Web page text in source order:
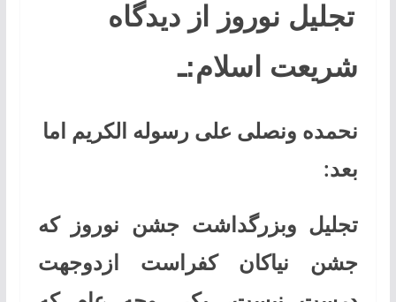
تجلیل نوروز از دیدگاه
شریعت اسلام:ـ
نحمده ونصلی علی رسوله الکریم اما
بعد:
تجلیل وبزرگداشت جشن نوروز که
جشن نیاکان کفراست ازدوجهت